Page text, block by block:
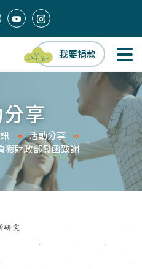
我要捐款
享
活動分享
獲財政部發函致謝